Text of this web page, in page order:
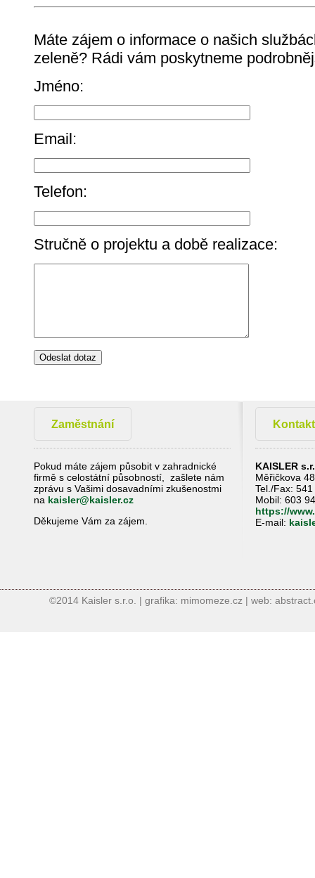
Máte zájem o informace o našich
zeleně? Rádi vám poskytneme
Jméno:
Email:
Telefon:
Stručně o projektu a době realizace:
Zaměstnání
Pokud máte zájem působit v zahradnické
firmě s celostátní působností, zašlete nám
zprávu s Vašimi dosavadními zkušenostmi
na kaisler@kaisler.cz
Děkujeme Vám za zájem.
Kontakt
KAISLER
Měřičkova
Tel./Fax:
Mobil: 603
https://
E-mail:
©2014 Kaisler s.r.o. | grafika: mimomeze.cz | web: